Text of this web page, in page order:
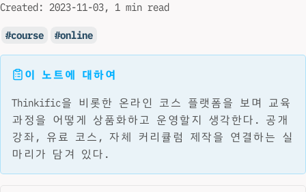
Created: 2023-11-03 1 min read
course online
이 노트에 대하여
Thinkific을 비롯한 온라인 코스 플랫폼을 보며 교육
과정을 어떻게 상품화하고 운영할지 생각한다. 공개
강좌, 유료 코스, 자체 커리큘럼 제작을 연결하는 실
마리가 담겨 있다.